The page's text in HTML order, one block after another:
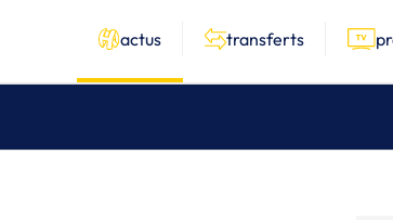
actus transferts